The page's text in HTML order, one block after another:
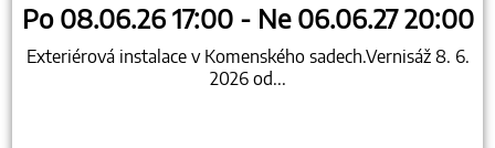
Po 08.06.26 17:00 - Ne 06.06.27 20:00
Exteriérová instalace v Komenského sadech.Vernisáž 8. 6.
2026 od...